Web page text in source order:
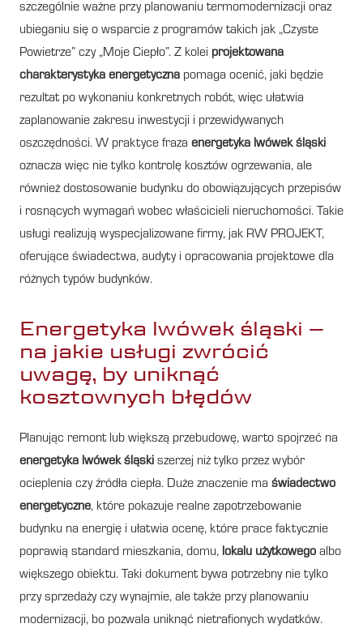
szczególnie ważne przy planowaniu termomodernizacji oraz
ubieganiu się o wsparcie z programów takich jak „Czyste
Powietrze” czy „Moje Ciepło”. Z kolei projektowana
charakterystyka energetyczna pomaga ocenić, jaki będzie
rezultat po wykonaniu konkretnych robót, więc ułatwia
zaplanowanie zakresu inwestycji i przewidywanych
oszczędności. W praktyce fraza energetyka lwówek śląski
oznacza więc nie tylko kontrolę kosztów ogrzewania, ale
również dostosowanie budynku do obowiązujących przepisów
i rosnących wymagań wobec właścicieli nieruchomości. Takie
usługi realizują wyspecjalizowane firmy, jak RW PROJEKT,
oferujące świadectwa, audyty i opracowania projektowe dla
różnych typów budynków.
Energetyka lwówek śląski –
na jakie usługi zwrócić
uwagę, by uniknąć
kosztownych błędów
Planując remont lub większą przebudowę, warto spojrzeć na
energetyka lwówek śląski szerzej niż tylko przez wybór
ocieplenia czy źródła ciepła. Duże znaczenie ma świadectwo
energetyczne, które pokazuje realne zapotrzebowanie
budynku na energię i ułatwia ocenę, które prace faktycznie
poprawią standard mieszkania, domu, lokalu użytkowego albo
większego obiektu. Taki dokument bywa potrzebny nie tylko
przy sprzedaży czy wynajmie, ale także przy planowaniu
modernizacji, bo pozwala uniknąć nietrafionych wydatków.